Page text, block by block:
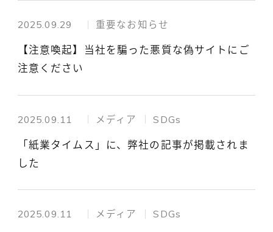
2025.09.29 重要なお知らせ
【注意喚起】当社を騙った悪質な偽サイトにご
注意ください
2025.09.11 メディア SDGs
「紙業タイムス」に、弊社の記事が掲載されま
した
2025.09.11 メディア SDGs